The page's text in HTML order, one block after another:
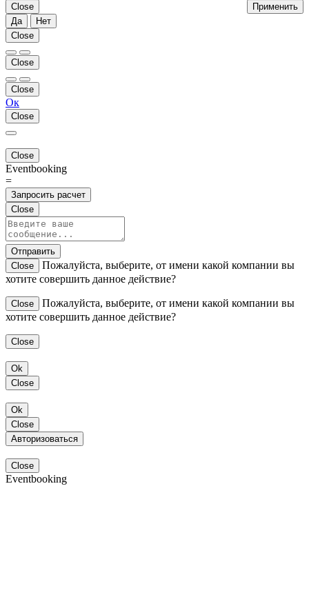
Применить
Close
Да
Нет
Close
Close
Close
Ок
Close
Close
Eventbooking
=
Запросить расчет
Close
Отправить
Close
Пожалуйста, выберите, от имени какой компании вы
хотите совершить данное действие?
Close
Пожалуйста, выберите, от имени какой компании вы
хотите совершить данное действие?
Close
Ok
Close
Ok
Close
Авторизоваться
Close
Eventbooking